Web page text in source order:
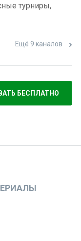
турниры,
Ещё 9 каналов
БЕСПЛАТНО